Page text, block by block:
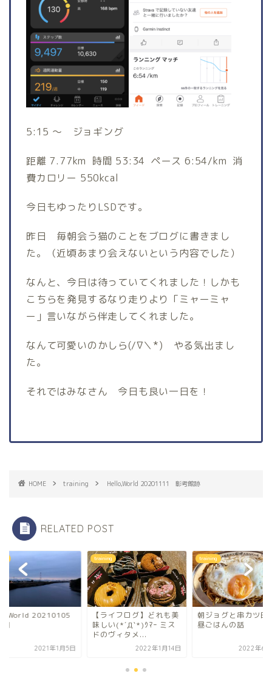
5:15 〜 ジョギング
距離 7.77km 時間 53:34 ペース 6:54/km 消
費カロリー 550kcal
今日もゆったりLSDです。
昨日 毎朝会う猫のことをブログに書きまし
た。（近頃あまり会えないという内容でした）
なんと、今日は待っていてくれました！しかも
こちらを発見するなり走りより「ミャーミャ
ー」言いながら伴走してくれました。
なんて可愛いのかしら(/∇＼*) やる気出まし
た。
それではみなさん 今日も良い一日を！
HOME training Hello,World 20201111 彰考館跡
RELATED POST
20210105
2021年1月5日
training
【ライフログ】どれも美
味しい(*´Д`*)ｳﾏｰ ミス
ドのヴィタメ...
2022年1月14日
training
朝ジョグと串カツ田
昼ごはんの話
2022年6